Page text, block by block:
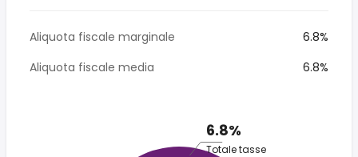
Aliquota fiscale marginale
6.8%
Aliquota fiscale media
6.8%
6.8%
Totale tasse